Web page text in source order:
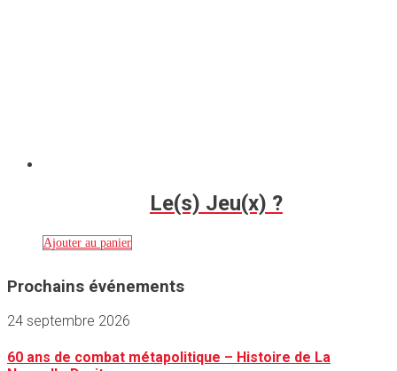
Le(s) Jeu(x) ?
Ajouter au panier
Prochains événements
24 septembre 2026
60 ans de combat métapolitique – Histoire de La